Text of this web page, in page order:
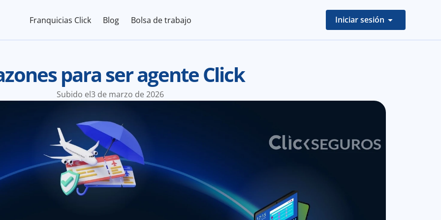
Franquicias Click Blog Bolsa de trabajo Iniciar sesión
para ser agente Click
Subido el3 de marzo de 2026